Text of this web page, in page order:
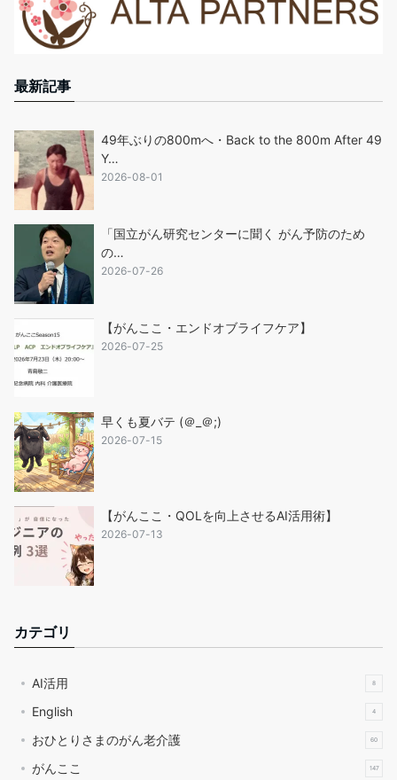
最新記事
49年ぶりの800mへ・Back to the 800m After 49
Y…
2026-08-01
「国立がん研究センターに聞く がん予防のため
の…
2026-07-26
【がんここ・エンドオブライフケア】
2026-07-25
早くも夏バテ (＠_＠;)
2026-07-15
【がんここ・QOLを向上させるAI活用術】
2026-07-13
カテゴリ
AI活用 8
English 4
おひとりさまのがん老介護 60
がんここ 147